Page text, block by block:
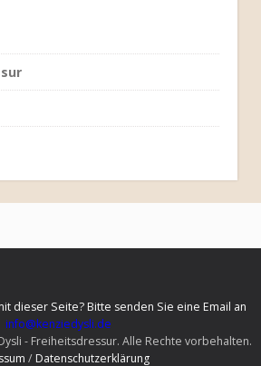
dieser Seite? Bitte senden Sie eine Email an
info@kenziedysli.de
- Freiheitsdressur. Alle Rechte vorbehalten.
/ Datenschutzerklärung